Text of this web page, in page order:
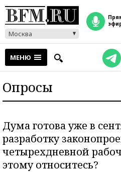
Москва
прямой
МЕНЮ
Опросы
Дума готова уже в
разработку
четырехдневной
этому относитесь?